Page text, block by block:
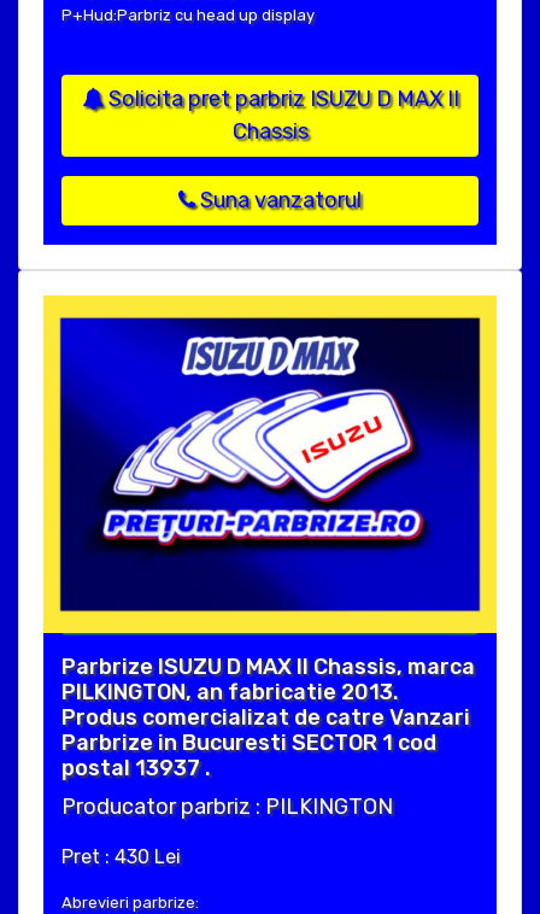
P+Hud:Parbriz cu head up display
Solicita pret parbriz ISUZU D MAX II
Chassis
Suna vanzatorul
Parbrize ISUZU D MAX II Chassis, marca
PILKINGTON, an fabricatie 2013.
Produs comercializat de catre Vanzari
Parbrize in Bucuresti SECTOR 1 cod
postal 13937 .
Producator parbriz : PILKINGTON
Pret : 430 Lei
Abrevieri parbrize: